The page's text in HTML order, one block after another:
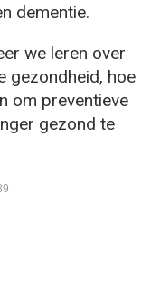
dementie.
we leren over
gezondheid, hoe
om preventieve
gezond te